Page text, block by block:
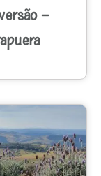
–